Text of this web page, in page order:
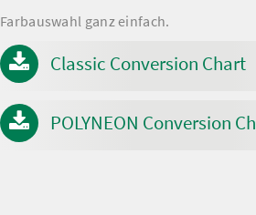
Farbauswahl ganz einfach.
Classic Conversion Chart
POLYNEON Conversion